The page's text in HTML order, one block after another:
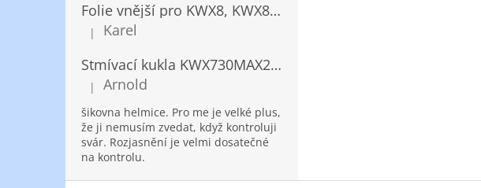
Folie vnější pro KWX8, KWX820/ 10ks
Hodnocení produktu je 5 z 5 hvězdiček.
|
Karel
Stmívací kukla KWX730MAX2,5!® + NANOClean
Hodnocení produktu je 5 z 5 hvězdiček.
| Arnold
šikovna helmice. Pro me je velké plus,
že ji nemusím zvedat, když kontroluji
svár. Rozjasnění je velmi dosatečné
na kontrolu.